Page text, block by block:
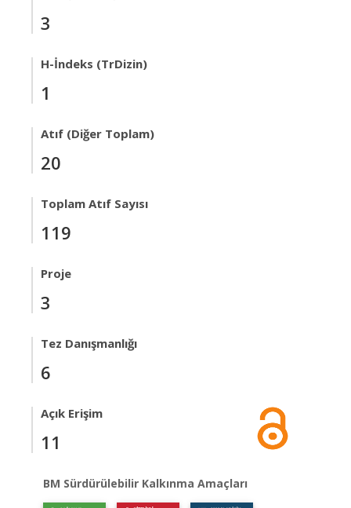
3
H-İndeks (TrDizin)
1
Atıf (Diğer Toplam)
20
Toplam Atıf Sayısı
119
Proje
3
Tez Danışmanlığı
6
Açık Erişim
11
BM Sürdürülebilir Kalkınma Amaçları